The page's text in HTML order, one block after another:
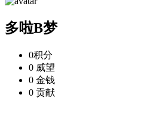
多啦B梦
0积分
0 威望
0 金钱
0 贡献